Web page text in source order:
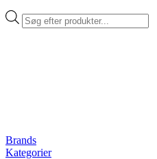
Products
search
Brands
Kategorier